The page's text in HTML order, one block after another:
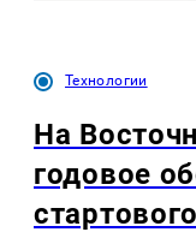
Технологии
На
годовое